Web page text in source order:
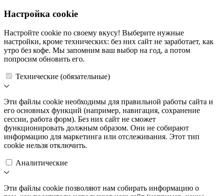
Настройка cookie
Настройте cookie по своему вкусу! Выберите нужные
настройки, кроме технических: без них сайт не заработает, как
утро без кофе. Мы запомним ваш выбор на год, а потом
попросим обновить его.
Технические (обязательные)
Эти файлы cookie необходимы для правильной работы сайта и
его основных функций (например, навигация, сохранение
сессии, работа форм). Без них сайт не сможет
функционировать должным образом. Они не собирают
информацию для маркетинга или отслеживания. Этот тип
cookie нельзя отключить.
Аналитические
Эти файлы cookie позволяют нам собирать информацию о